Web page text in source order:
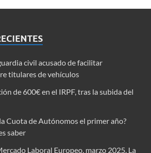
civil acusado de facilitar
titulares de vehículos
de 600€ en el IRPF, tras la subida del
Cuota de Autónomos el primer año?
saber
Laboral Europeo, marzo 2025. La